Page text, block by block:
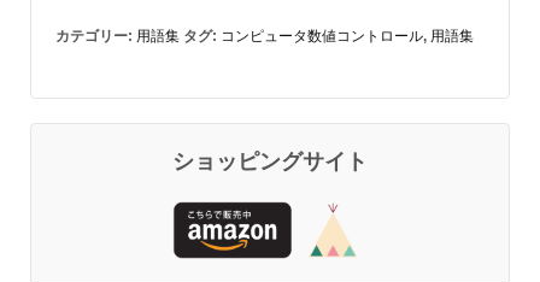
カテゴリー: 用語集 タグ: コンピュータ数値コントロール, 用語集
ショッピングサイト